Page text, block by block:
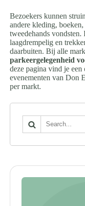
Bezoekers kunnen
andere kleding,
tweedehands vondsten.
laagdrempelig en
daarbuiten. Bij alle
parkeergelegenheid
deze pagina vind je
evenementen van Don
per markt.